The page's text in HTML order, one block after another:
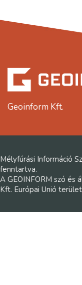
Geoinform Kft.
Mélyfúrási Információ
fenntartva.
A GEOINFORM szó és
Kft. Európai Unió